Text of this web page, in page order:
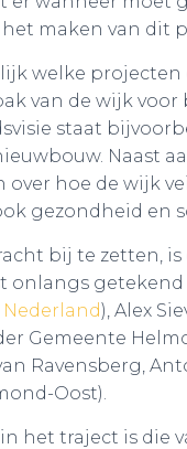
maken van dit
welke projecten
van de wijk
staat
Naast
over hoe de wijk
gezondheid en
bij te zetten,
onlangs
), Alex
Gemeente
Ravensberg,
Oost).
het traject is die